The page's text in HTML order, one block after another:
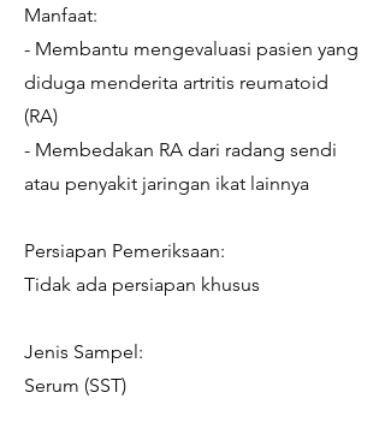
Manfaat:
- Membantu mengevaluasi pasien yang
diduga menderita artritis reumatoid
(RA)
- Membedakan RA dari radang sendi
atau penyakit jaringan ikat lainnya
Persiapan Pemeriksaan:
Tidak ada persiapan khusus
Jenis Sampel:
Serum (SST)